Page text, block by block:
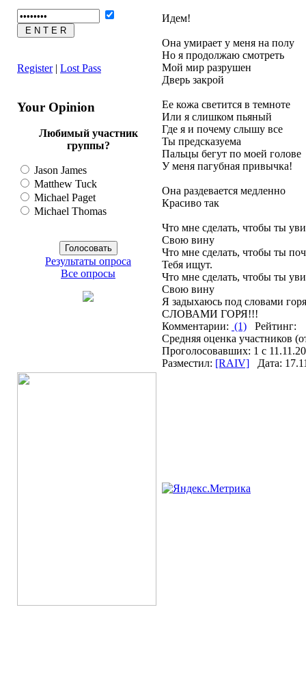
Register| Lost Pass
Your Opinion
Любимый участник
группы?
Jason James
Matthew Tuck
Michael Paget
Michael Thomas
Результаты опроса
Все опросы
Идем!
Она умирает у меня на полу
Но я продолжаю смотреть
Мой мир разрушен
Дверь закрой
Ее кожа светится в темноте
Или я слишком пьяный
Где я и почему слышу все
Ты предсказуема
Пальцы бегут по моей голове
У меня пагубная привычка!
Она раздевается медленно
Красиво так
Что мне сделать, чтобы ты
Свою вину
Что мне сделать, чтобы ты
Тебя ищут.
Что мне сделать, чтобы ты
Свою вину
Я задыхаюсь под словами горя
СЛОВАМИ ГОРЯ!!!
Комментарии: (1) Рейтинг:
Средняя оценка участников
Проголосовавших: 1 с
Разместил: [RAIV] Дата: